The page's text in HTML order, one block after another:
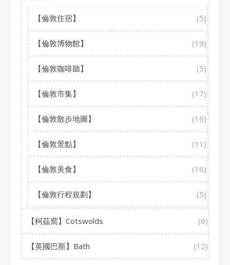
【倫敦住宿】 (5)
【倫敦博物館】 (19)
【倫敦咖啡聽】 (5)
【倫敦市集】 (17)
【倫敦散步地圖】 (16)
【倫敦景點】 (11)
【倫敦美食】 (16)
【倫敦行程規劃】 (5)
【柯茲窩】Cotswolds (6)
【英國巴斯】Bath (12)